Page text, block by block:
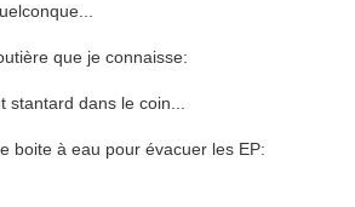
que je connaisse:
stantard dans le coin...
boite à eau pour évacuer les EP: